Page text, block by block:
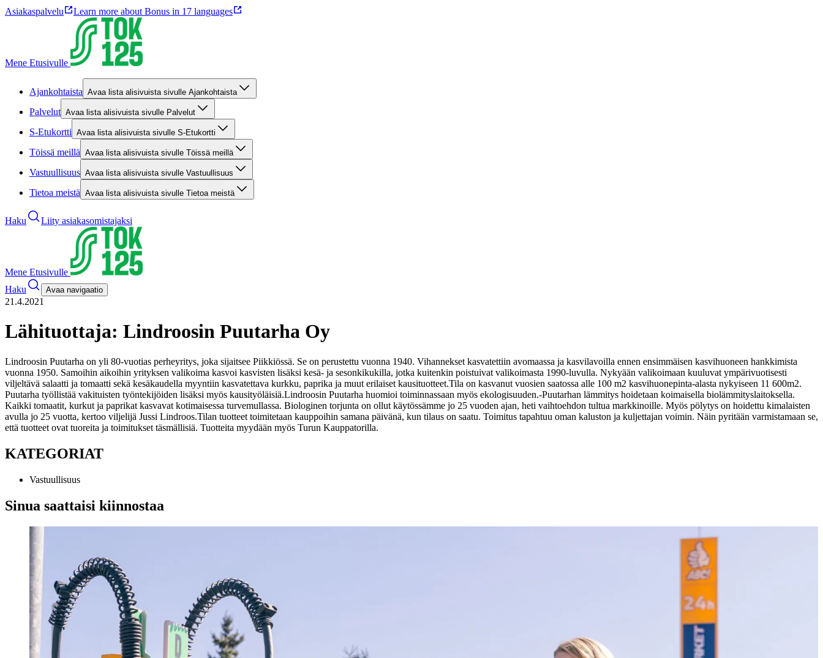
Asiakaspalvelu Learn more about Bonus in 17 languages
Mene Etusivulle
Ajankohtaista Avaa lista alisivuista sivulle Ajankohtaista
Palvelut Avaa lista alisivuista sivulle Palvelut
S-Etukortti Avaa lista alisivuista sivulle S-Etukortti
Töissä meillä Avaa lista alisivuista sivulle Töissä meillä
Vastuullisuus Avaa lista alisivuista sivulle Vastuullisuus
Tietoa meistä Avaa lista alisivuista sivulle Tietoa meistä
Haku Liity asiakasomistajaksi
Mene Etusivulle
Haku
Avaa navigaatio
21.4.2021
Lähituottaja: Lindroosin Puutarha Oy
Lindroosin Puutarha on yli 80-vuotias perheyritys, joka sijaitsee Piikkiössä. Se on perustettu vuonna 1940. Vihannekset kasvatettiin avomaassa ja kasvilavoilla ennen ensimmäisen kasvihuoneen hankkimista
vuonna 1950. Samoihin aikoihin yrityksen valikoima kasvoi kasvisten lisäksi kesä- ja sesonkikukilla, jotka kuitenkin poistuivat valikoimasta 1990-luvulla. Nykyään valikoimaan kuuluvat ympärivuotisesti
viljeltävä salaatti ja tomaatti sekä kesäkaudella myyntiin kasvatettava kurkku, paprika ja muut erilaiset kausituotteet.Tila on kasvanut vuosien saatossa alle 100 m2 kasvihuonepinta-alasta nykyiseen 11 600m2.
Puutarha työllistää vakituisten työntekijöiden lisäksi myös kausityöläisiä.Lindroosin Puutarha huomioi toiminnassaan myös ekologisuuden.-Puutarhan lämmitys hoidetaan koimaisella biolämmityslaitoksella.
Kaikki tomaatit, kurkut ja paprikat kasvavat kotimaisessa turvemullassa. Biologinen torjunta on ollut käytössämme jo 25 vuoden ajan, heti vaihtoehdon tultua markkinoille. Myös pölytys on hoidettu kimalaisten
avulla jo 25 vuotta, kertoo viljelijä Jussi Lindroos.Tilan tuotteet toimitetaan kauppoihin samana päivänä, kun tilaus on saatu. Toimitus tapahtuu oman kaluston ja kuljettajan voimin. Näin pyritään varmistamaan se,
että tuotteet ovat tuoreita ja toimitukset täsmällisiä. Tuotteita myydään myös Turun Kauppatorilla.
KATEGORIAT
Vastuullisuus
Sinua saattaisi kiinnostaa